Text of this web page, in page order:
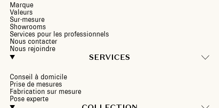
Marque
Valeurs
Sur-mesure
Showrooms
Services pour les professionnels
Nous contacter
Nous rejoindre
SERVICES
Conseil à domicile
Prise de mesures
Fabrication sur mesure
Pose experte